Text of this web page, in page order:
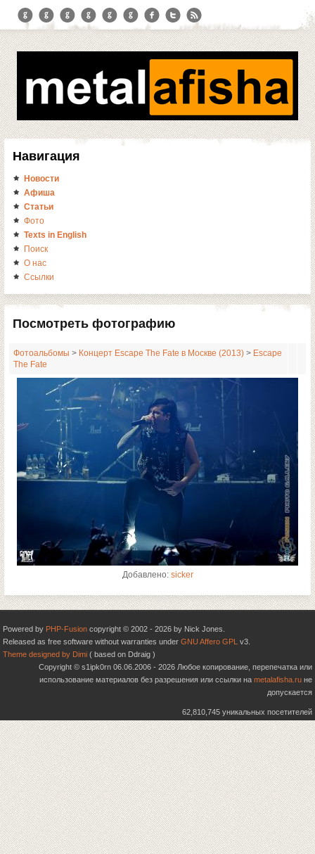
Навигация
Новости
Афиша
Статьи
Фото
Texts in English
Поиск
О нас
Ссылки
Посмотреть фотографию
Фотоальбомы > Концерт Escape The Fate в Москве (2013) > Escape
The Fate
Добавлено: sicker
Powered by PHP-Fusion copyright © 2002 - 2026 by Nick Jones.
Released as free software without warranties under GNU Affero GPL v3.
Theme designed by Dimi ( based on Ddraig )
Copyright © s1ipk0rn 06.06.2006 - 2026 Любое копирование, перепечатка или
использование материалов без разрешения или ссылки на metalafisha.ru не
допускается
62,810,745 уникальных посетителей